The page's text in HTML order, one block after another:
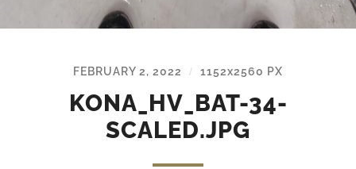
FEBRUARY 2, 2022 / 1152x2560 PX
KONA_HV_BAT-34-
SCALED.JPG